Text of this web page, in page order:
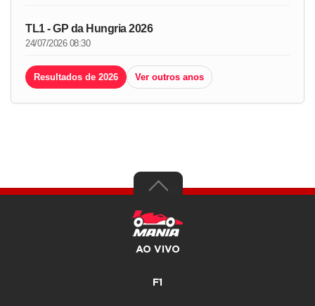
TL1 - GP da Hungria 2026
24/07/2026 08:30
Resultados de 2026 Ver outros anos
AO VIVO
F1